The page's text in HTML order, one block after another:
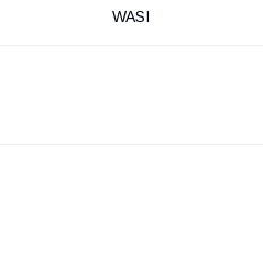
WASI